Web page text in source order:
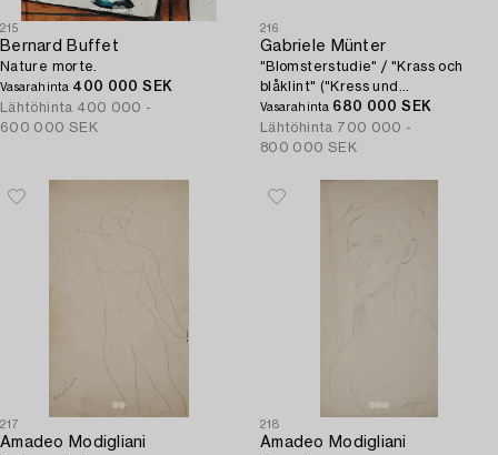
215
Bernard Buffet
Nature morte.
Vasarahinta 400 000 SEK
Lähtöhinta 400 000 -
600 000 SEK
216
Gabriele Münter
"Blomsterstudie" / "Krass och
blåklint" ("Kress und
Kornblumen").
Vasarahinta 680 000 SEK
Lähtöhinta 700 000 -
800 000 SEK
217
Amadeo Modigliani
218
Amadeo Modigliani